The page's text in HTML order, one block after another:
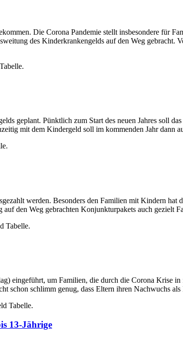
Die Corona Pandemie stellt insbesondere für
des Kinderkrankengelds auf den Weg gebracht.
geplant. Pünktlich zum Start des neuen Jahres soll
mit dem Kindergeld soll im kommenden Jahr dann
werden. Besonders den Familien mit Kindern
auf den Weg gebrachten Konjunkturpakets auch
Tabelle.
eingeführt, um Familien, die durch die Corona Krise
schon schlimm genug, dass Eltern ihren Nachwuchs
Tabelle.
13-Jährige